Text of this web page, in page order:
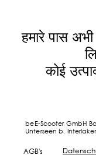
हमारे पास
कोई
beE-Scooter GmbH
Unterseen b.
AGB's